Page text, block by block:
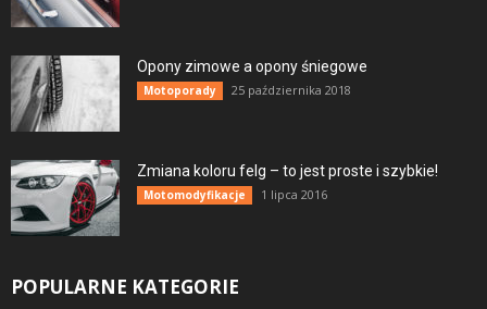
Opony zimowe a opony śniegowe
Motoporady 25 października 2018
Zmiana koloru felg – to jest proste i szybkie!
Motomodyfikacje 1 lipca 2016
POPULARNE KATEGORIE